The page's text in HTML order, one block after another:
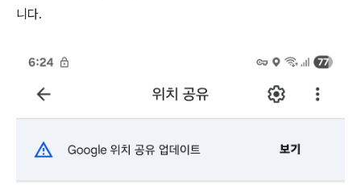
니다.